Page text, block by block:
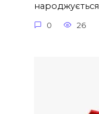
народжується
0 26